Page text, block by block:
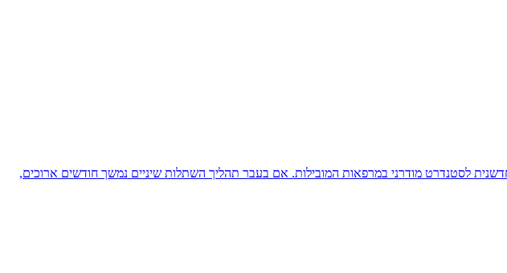
לסטנדרט מודרני במרפאות המובילות. אם בעבר תהליך השתלות שיניים נמשך חודשים ארוכים,